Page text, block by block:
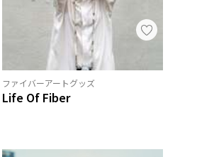
ファイバーアートグッズ
Life Of Fiber